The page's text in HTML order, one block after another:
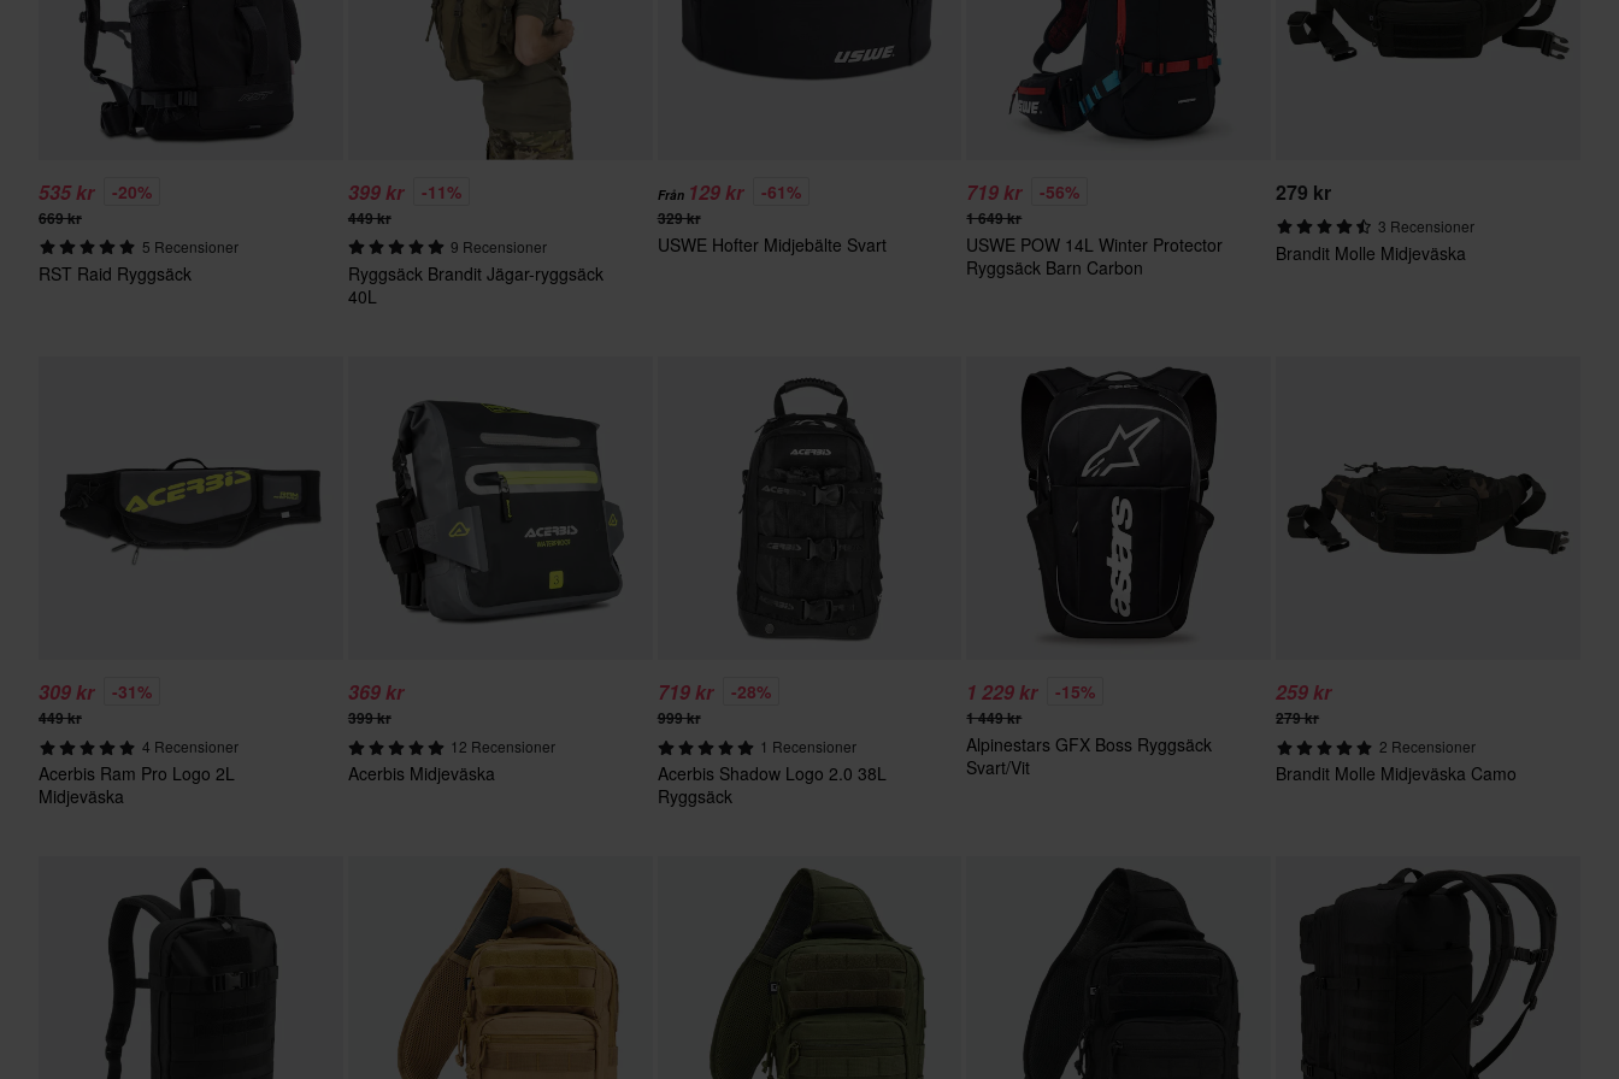
535 kr -20%
669 kr
5 Recensioner
RST Raid Ryggsäck
399 kr -11%
449 kr
9 Recensioner
Ryggsäck Brandit Jägar-ryggsäck
40L
Från 129 kr -61%
329 kr
USWE Hofter Midjebälte Svart
719 kr -56%
1 649 kr
USWE POW 14L Winter Protector
Ryggsäck Barn Carbon
279 kr
3 Recensioner
Brandit Molle Midjeväska
309 kr -31%
449 kr
4 Recensioner
Acerbis Ram Pro Logo 2L
Midjeväska
369 kr
399 kr
12 Recensioner
Acerbis Midjeväska
719 kr -28%
999 kr
1 Recensioner
Acerbis Shadow Logo 2.0 38L
Ryggsäck
1 229 kr -15%
1 449 kr
Alpinestars GFX Boss Ryggsäck
Svart/Vit
259 kr
279 kr
2 Recensioner
Brandit Molle Midjeväska Camo